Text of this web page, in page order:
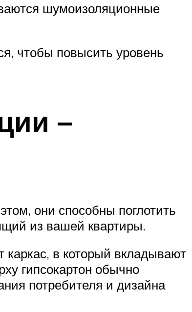
шумоизоляционные
чтобы повысить уровень
–
они способны поглотить
из вашей квартиры.
каркас, в который вкладывают
гипсокартон обычно
потребителя и дизайна